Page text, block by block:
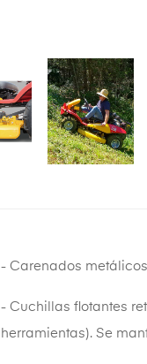
- Carenados metálicos
- Cuchillas flotantes
herramientas). Se